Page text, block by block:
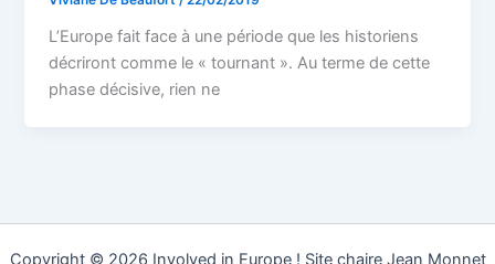
L’Europe fait face à une période que les historiens
décriront comme le « tournant ». Au terme de cette
phase décisive, rien ne
Copyright © 2026 Involved in Europe ! Site chaire Jean Monnet